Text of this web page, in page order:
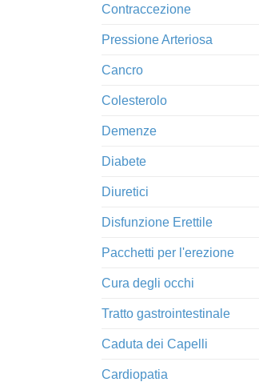
Contraccezione
Pressione Arteriosa
Cancro
Colesterolo
Demenze
Diabete
Diuretici
Disfunzione Erettile
Pacchetti per l'erezione
Cura degli occhi
Tratto gastrointestinale
Caduta dei Capelli
Cardiopatia